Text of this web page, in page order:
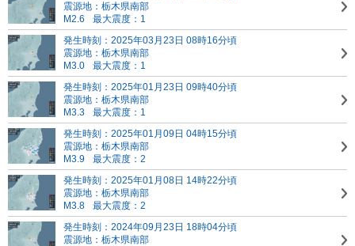
震源地：栃木県南部
M2.6
最大震度：1
発生時刻：2025年03月23日 08時16分頃
震源地：栃木県南部
M3.0
最大震度：1
発生時刻：2025年01月23日 09時40分頃
震源地：栃木県南部
M3.3
最大震度：1
発生時刻：2025年01月09日 04時15分頃
震源地：栃木県南部
M3.9
最大震度：2
発生時刻：2025年01月08日 14時22分頃
震源地：栃木県南部
M3.8
最大震度：2
発生時刻：2024年09月23日 18時04分頃
震源地：栃木県南部